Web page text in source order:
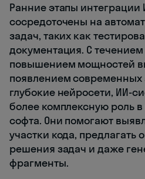
Ранние этапы интеграции
сосредоточены на
задач, таких как
документация. С
повышением мощностей
появлением современных
глубокие нейросети, ИИ-
более комплексную роль
софта. Они помогают
участки кода, предлагать
решения задач и даже
фрагменты.